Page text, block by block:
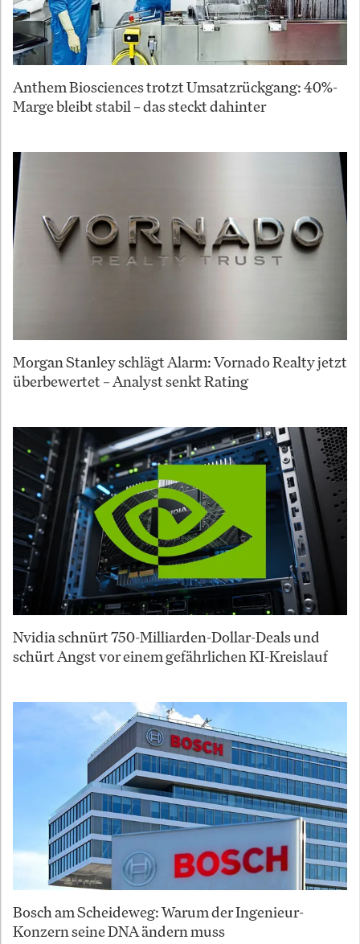
Anthem Biosciences trotzt Umsatzrückgang: 40%-
Marge bleibt stabil – das steckt dahinter
Morgan Stanley schlägt Alarm: Vornado Realty jetzt
überbewertet – Analyst senkt Rating
Nvidia schnürt 750-Milliarden-Dollar-Deals und
schürt Angst vor einem gefährlichen KI-Kreislauf
Bosch am Scheideweg: Warum der Ingenieur-
Konzern seine DNA ändern muss